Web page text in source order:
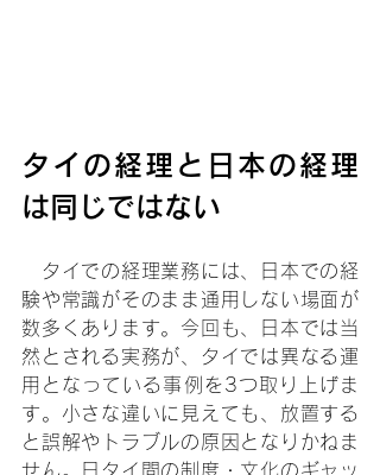
タイの経理と日本の経理
は同じではない
タイでの経理業務には、日本での経
験や常識がそのまま通用しない場面が
数多くあります。今回も、日本では当
然とされる実務が、タイでは異なる運
用となっている事例を3つ取り上げま
す。小さな違いに見えても、放置する
と誤解やトラブルの原因となりかねま
せん。日タイ間の制度・文化のギャッ